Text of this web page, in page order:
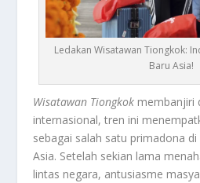
Ledakan Wisatawan Tiongkok:
Baru Asia!
Wisatawan Tiongkok membanjiri
internasional, tren ini
sebagai salah satu primadona
Asia. Setelah sekian lama
lintas negara, antusiasme